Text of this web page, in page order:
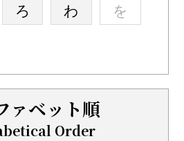
ろ わ
を
ァベット順
Order